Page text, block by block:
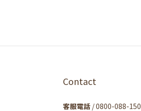
Contact
客服電話 / 0800-088-150